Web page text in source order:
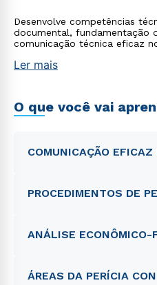
Desenvolve competências
documental, fundamentação
comunicação técnica eficaz
Ler mais
O que você vai
COMUNICAÇÃO EFICAZ
PROCEDIMENTOS DE
ANÁLISE ECONÔMICO-
ÁREAS DA PERÍCIA